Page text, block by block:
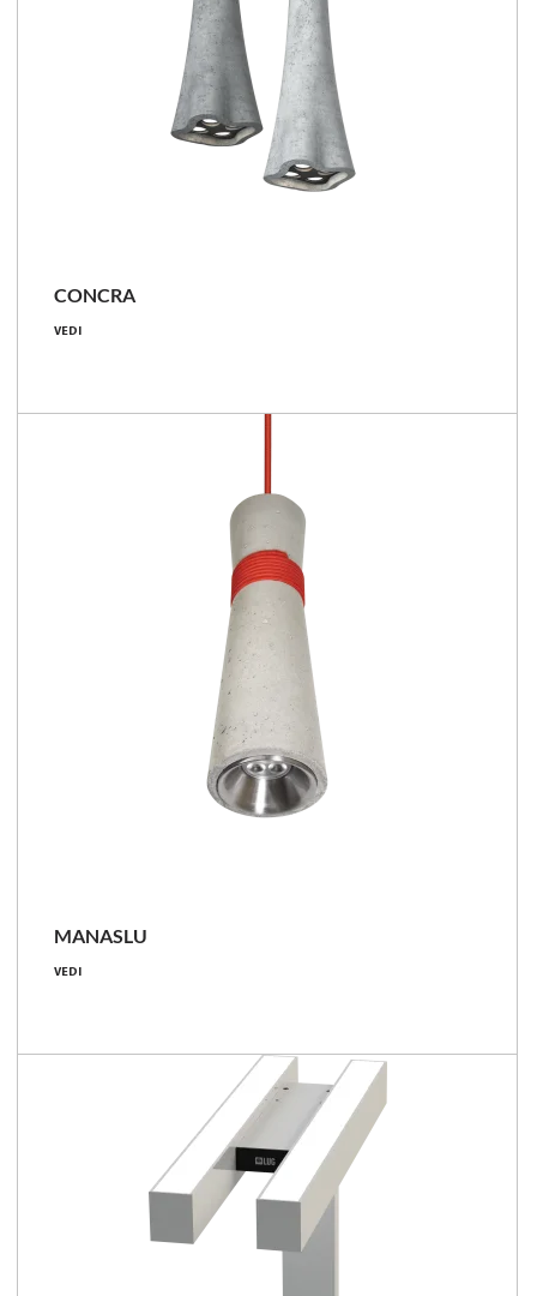
CONCRA
VEDI
Confronta la famiglia
MANASLU
VEDI
70 - 75 [lm/W]
Confronta la famiglia